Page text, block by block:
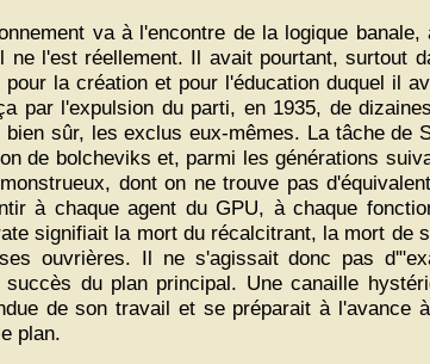
va à l'encontre de la logique
ne l'est réellement. Il avait pourtant, surtout
pour la création et pour l'éducation duquel il
par l'expulsion du parti, en 1935, de
bien sûr, les exclus eux-mêmes. La tâche de
de bolcheviks et, parmi les générations
dont on ne trouve pas
à chaque agent du GPU, à chaque
signifiait la mort du récalcitrant, la mort de
ouvrières. Il ne s'agissait donc pas
succès du plan principal. Une canaille
de son travail et se préparait à
plan.